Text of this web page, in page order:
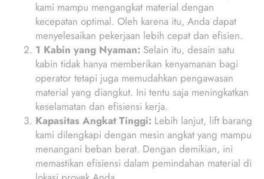
kami mampu mengangkat material dengan
kecepatan optimal. Oleh karena itu, Anda dapat
menyelesaikan pekerjaan lebih cepat dan efisien.
1 Kabin yang Nyaman: Selain itu, desain satu
kabin tidak hanya memberikan kenyamanan bagi
operator tetapi juga memudahkan pengawasan
material yang diangkut. Ini tentu saja meningkatkan
keselamatan dan efisiensi kerja.
Kapasitas Angkat Tinggi: Lebih lanjut, lift barang
kami dilengkapi dengan mesin angkat yang mampu
menangani beban berat. Dengan demikian, ini
memastikan efisiensi dalam pemindahan material di